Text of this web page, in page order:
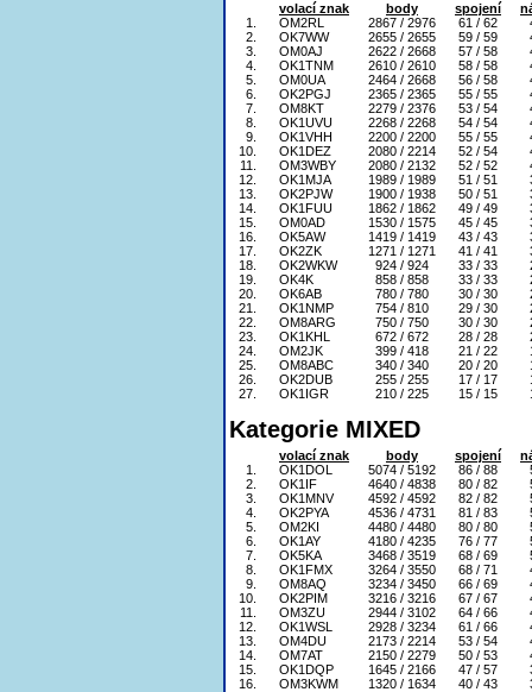
volací znak body spojení
1.
OM2RL 2867 / 2976 61 / 62
2.
OK7WW 2655 / 2655 59 / 59
3.
OM0AJ 2622 / 2668 57 / 58
4.
OK1TNM 2610 / 2610 58 / 58
5.
OM0UA 2464 / 2668 56 / 58
6.
OK2PGJ 2365 / 2365 55 / 55
7.
OM8KT 2279 / 2376 53 / 54
8.
OK1UVU 2268 / 2268 54 / 54
9.
OK1VHH 2200 / 2200 55 / 55
10.
OK1DEZ 2080 / 2214 52 / 54
11.
OM3WBY 2080 / 2132 52 / 52
12.
OK1MJA 1989 / 1989 51 / 51
13.
OK2PJW 1900 / 1938 50 / 51
14.
OK1FUU 1862 / 1862 49 / 49
15.
OM0AD 1530 / 1575 45 / 45
16.
OK5AW 1419 / 1419 43 / 43
17.
OK2ZK 1271 / 1271 41 / 41
18.
OK2WKW 924 / 924 33 / 33
19.
OK4K 858 / 858 33 / 33
20.
OK6AB 780 / 780 30 / 30
21.
OK1NMP 754 / 810 29 / 30
22.
OM8ARG 750 / 750 30 / 30
23.
OK1KHL 672 / 672 28 / 28
24.
OM2JK 399 / 418 21 / 22
25.
OM8ABC 340 / 340 20 / 20
26.
OK2DUB 255 / 255 17 / 17
27.
OK1IGR 210 / 225 15 / 15
Kategorie MIXED
volací znak body spojení
1.
OK1DOL 5074 / 5192 86 / 88
2.
OK1IF 4640 / 4838 80 / 82
3.
OK1MNV 4592 / 4592 82 / 82
4.
OK2PYA 4536 / 4731 81 / 83
5.
OM2KI 4480 / 4480 80 / 80
6.
OK1AY 4180 / 4235 76 / 77
7.
OK5KA 3468 / 3519 68 / 69
8.
OK1FMX 3264 / 3550 68 / 71
9.
OM8AQ 3234 / 3450 66 / 69
10.
OK2PIM 3216 / 3216 67 / 67
11.
OM3ZU 2944 / 3102 64 / 66
12.
OK1WSL 2928 / 3234 61 / 66
13.
OM4DU 2173 / 2214 53 / 54
14.
OM7AT 2150 / 2279 50 / 53
15.
OK1DQP 1645 / 2166 47 / 57
16.
OM3KWM 1320 / 1634 40 / 43